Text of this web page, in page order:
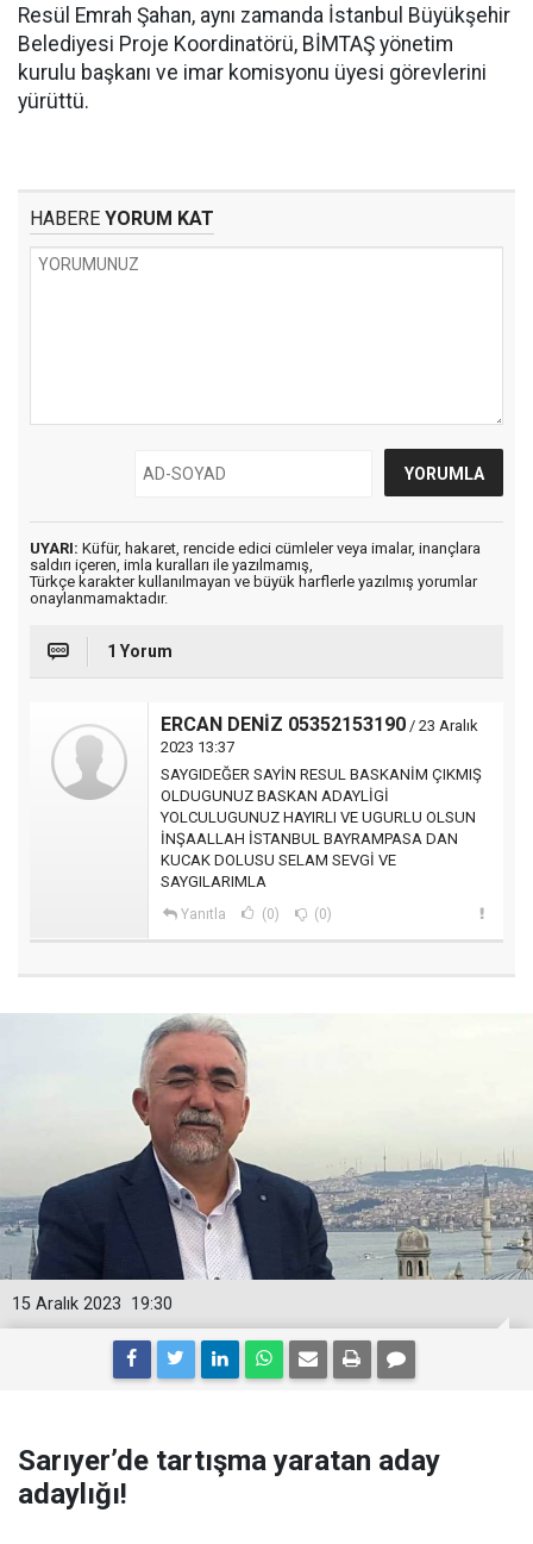
Resül Emrah Şahan, aynı zamanda İstanbul Büyükşehir
Belediyesi Proje Koordinatörü, BİMTAŞ yönetim
kurulu başkanı ve imar komisyonu üyesi görevlerini
yürüttü.
HABERE YORUM KAT
UYARI: Küfür, hakaret, rencide edici cümleler veya imalar, inançlara
saldırı içeren, imla kuralları ile yazılmamış,
Türkçe karakter kullanılmayan ve büyük harflerle yazılmış yorumlar
onaylanmamaktadır.
1 Yorum
ERCAN DENİZ 05352153190 / 23 Aralık
2023 13:37
SAYGIDEĞER SAYİN RESUL BASKANİM ÇIKMIŞ
OLDUGUNUZ BASKAN ADAYLİGİ
YOLCULUGUNUZ HAYIRLI VE UGURLU OLSUN
İNŞAALLAH İSTANBUL BAYRAMPASA DAN
KUCAK DOLUSU SELAM SEVGİ VE
SAYGILARIMLA
Yanıtla (0) (0)
19:30
15 Aralık 2023
Sarıyer’de tartışma yaratan aday
adaylığı!